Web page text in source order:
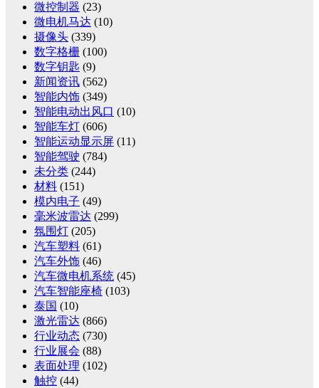
微控制器 (23)
微电机马达 (10)
摄像头 (339)
数字格栅 (100)
数字钥匙 (9)
新闻资讯 (562)
智能内饰 (349)
智能电动出风口 (10)
智能车灯 (606)
智能运动显示屏 (11)
智能驾驶 (784)
未分类 (244)
材料 (151)
模内电子 (49)
毫米波雷达 (299)
氛围灯 (205)
汽车塑料 (61)
汽车外饰 (46)
汽车微电机系统 (45)
汽车智能座椅 (103)
泰国 (10)
激光雷达 (866)
行业动态 (730)
行业展会 (88)
表面处理 (102)
触控 (44)